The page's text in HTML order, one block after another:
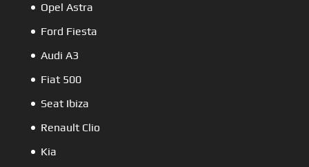
Opel Astra
Ford Fiesta
Audi A3
Fiat 500
Seat Ibiza
Renault Clio
Kia